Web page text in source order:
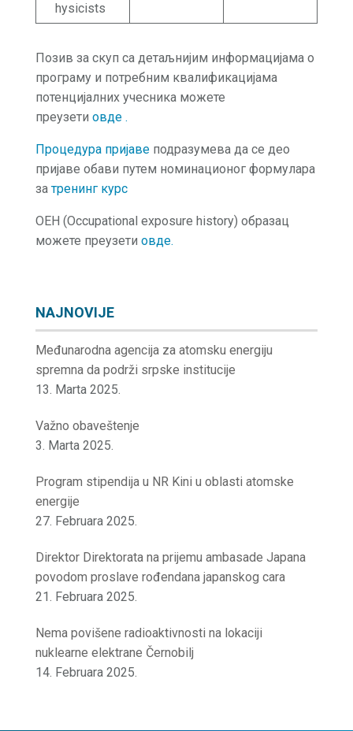
hysicists
Позив за скуп са детаљнијим информацијама о
програму и потребним квалификацијама
потенцијалних учесника можете
преузети овде .
Процедура пријавеподразумева да се део
пријаве обави путем номинационог формулара
затренинг курс
OEH (Occupational exposure history) образац
можете преузети овде.
NAJNOVIJE
Međunarodna agencija za atomsku energiju
spremna da podrži srpske institucije
13. Marta 2025.
Važno obaveštenje
3. Marta 2025.
Program stipendija u NR Kini u oblasti atomske
energije
27. Februara 2025.
Direktor Direktorata na prijemu ambasade Japana
povodom proslave rođendana japanskog cara
21. Februara 2025.
Nema povišene radioaktivnosti na lokaciji
nuklearne elektrane Černobilj
14. Februara 2025.